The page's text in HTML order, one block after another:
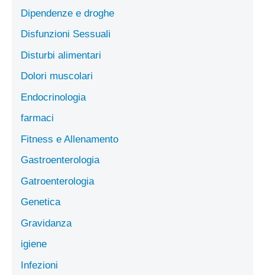
Dipendenze e droghe
Disfunzioni Sessuali
Disturbi alimentari
Dolori muscolari
Endocrinologia
farmaci
Fitness e Allenamento
Gastroenterologia
Gatroenterologia
Genetica
Gravidanza
igiene
Infezioni